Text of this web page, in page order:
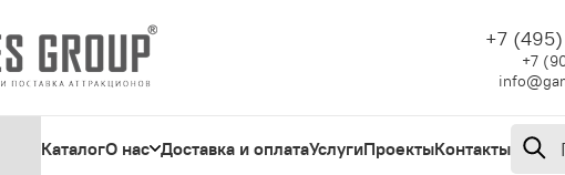
+7
+7
КаталогО нас Доставка и оплатаУслугиПроектыКонтакты